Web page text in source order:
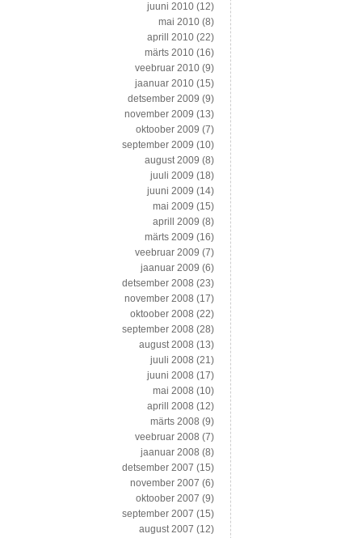
juuni 2010 (12)
mai 2010 (8)
aprill 2010 (22)
märts 2010 (16)
veebruar 2010 (9)
jaanuar 2010 (15)
detsember 2009 (9)
november 2009 (13)
oktoober 2009 (7)
september 2009 (10)
august 2009 (8)
juuli 2009 (18)
juuni 2009 (14)
mai 2009 (15)
aprill 2009 (8)
märts 2009 (16)
veebruar 2009 (7)
jaanuar 2009 (6)
detsember 2008 (23)
november 2008 (17)
oktoober 2008 (22)
september 2008 (28)
august 2008 (13)
juuli 2008 (21)
juuni 2008 (17)
mai 2008 (10)
aprill 2008 (12)
märts 2008 (9)
veebruar 2008 (7)
jaanuar 2008 (8)
detsember 2007 (15)
november 2007 (6)
oktoober 2007 (9)
september 2007 (15)
august 2007 (12)